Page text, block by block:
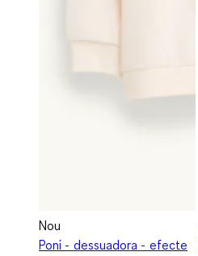
Nou
Poni - dessuadora - efecte